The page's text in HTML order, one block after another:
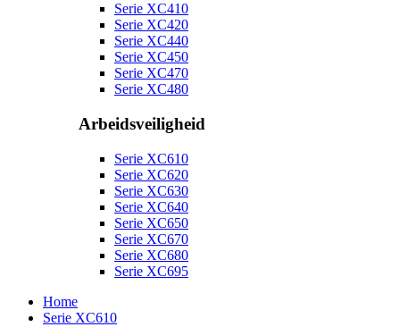
Serie XC410
Serie XC420
Serie XC440
Serie XC450
Serie XC470
Serie XC480
Arbeidsveiligheid
Serie XC610
Serie XC620
Serie XC630
Serie XC640
Serie XC650
Serie XC670
Serie XC680
Serie XC695
Home
Serie XC610